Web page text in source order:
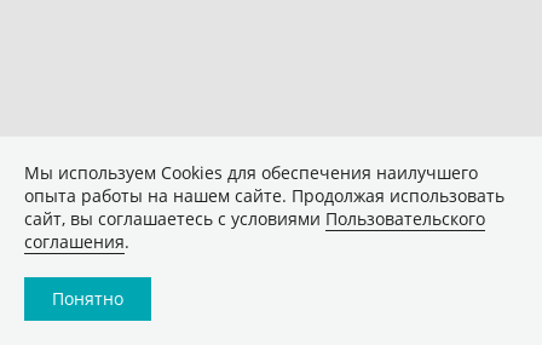
Мы используем Сookies для обеспечения наилучшего
опыта работы на нашем сайте. Продолжая использовать
сайт, вы соглашаетесь с условиями Пользовательского
соглашения.
Понятно